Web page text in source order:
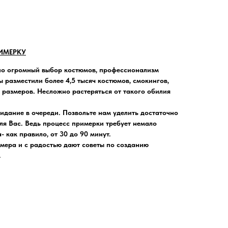
огромный выбор костюмов, профессионализм
более 4,5 тысяч костюмов, смокингов,
Несложно растеряться от такого обилия
в очереди. Позвольте нам уделить достаточно
Вас. Ведь процесс примерки требует немало
как правило, от 30 до 90 минут.
и с радостью дают советы по созданию